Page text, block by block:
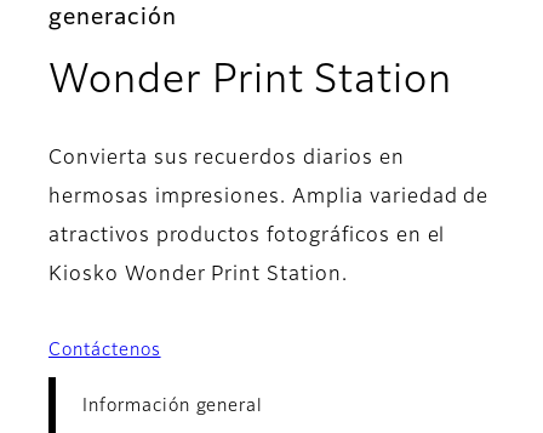
generación
Wonder Print Station
Convierta sus recuerdos diarios en
hermosas impresiones. Amplia variedad de
atractivos productos fotográficos en el
Kiosko Wonder Print Station.
Contáctenos
Información general